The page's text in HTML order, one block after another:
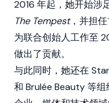
2016 年起，她开始涉
The Tempest，并担
为联合创始人工作至
做出了贡献。
与此同时，她还在
和 Brulée Beauty 等